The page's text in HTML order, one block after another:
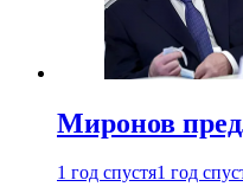
Миронов
1 год спустя1 год